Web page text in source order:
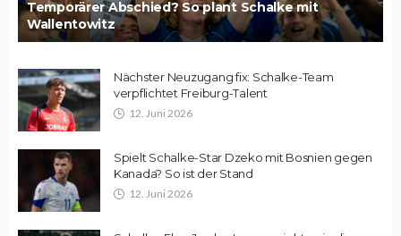
Temporärer Abschied? So plant Schalke mit
Wallentowitz
Nächster Neuzugang fix: Schalke-Team
verpflichtet Freiburg-Talent
12. Juni 2026
Spielt Schalke-Star Dzeko mit Bosnien gegen
Kanada? So ist der Stand
12. Juni 2026